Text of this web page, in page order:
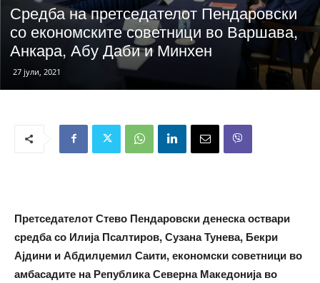
Средба на претседателот Пендаровски
со економските советници во Варшава,
Анкара, Абу Даби и Минхен
27 јули, 2021
Претседателот Стево Пендаровски денеска оствари
средба со Илија Псалтиров, Сузана Тунева, Бекри
Ајдини и Абдилџемил Саити, економски советници во
амбасадите на Република Северна Македонија во